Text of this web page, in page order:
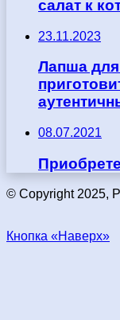
салат к
23.11.2023
Лапша
08.07.2021
© Copyright 2025,
Кнопка «Наверх»